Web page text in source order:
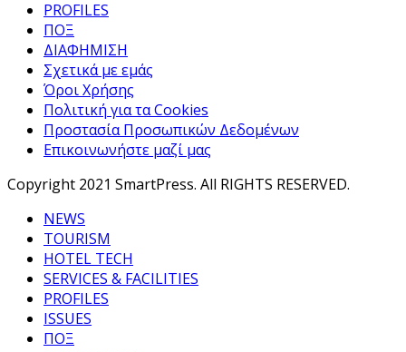
PROFILES
ΠΟΞ
ΔΙΑΦΗΜΙΣΗ
Σχετικά με εμάς
Όροι Χρήσης
Πολιτική για τα Cookies
Προστασία Προσωπικών Δεδομένων
Επικοινωνήστε μαζί μας
Copyright 2021 SmartPress. All RIGHTS RESERVED.
NEWS
TOURISM
HOTEL TECH
SERVICES & FACILITIES
PROFILES
ISSUES
ΠΟΞ